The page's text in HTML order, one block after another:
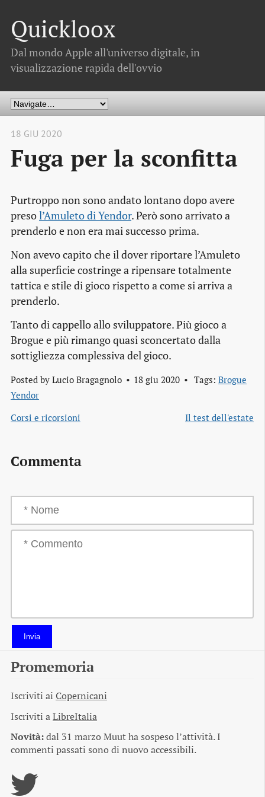
Quickloox
Dal mondo Apple all'universo digitale, in
visualizzazione rapida dell'ovvio
18 GIU 2020
Fuga per la sconfitta
Purtroppo non sono andato lontano dopo avere
presol’Amuleto di Yendor. Però sono arrivato a
prenderlo e non era mai successo prima.
Non avevo capito che il dover riportare l’Amuleto
alla superficie costringe a ripensare totalmente
tattica e stile di gioco rispetto a come si arriva a
prenderlo.
Tanto di cappello allo sviluppatore. Più gioco a
Brogue e più rimango quasi sconcertato dalla
sottigliezza complessiva del gioco.
Posted by Lucio Bragagnolo 18 giu 2020 Tags: Brogue
Yendor
Corsi e ricorsioni
Il test dell'estate
Commenta
Invia
Promemoria
Iscriviti ai Copernicani
Iscriviti aLibreItalia
Novità:dal 31 marzo Muut ha sospeso l’attività. I
commenti passati sono di nuovo accessibili.